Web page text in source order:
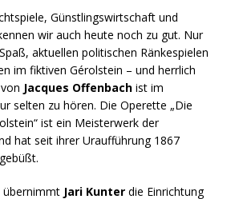
Günstlingswirtschaft und
wir auch heute noch zu gut. Nur
aktuellen politischen Ränkespielen
im fiktiven Gérolstein – und herrlich
Jacques Offenbach ist im
selten zu hören. Die Operette „Die
ist ein Meisterwerk der
hat seit ihrer Uraufführung 1867
übernimmt Jari Kunter die Einrichtung